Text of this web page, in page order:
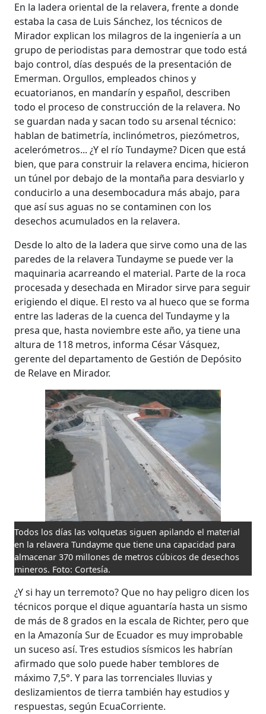
En la ladera oriental de la relavera, frente a donde
estaba la casa de Luis Sánchez, los técnicos de
Mirador explican los milagros de la ingeniería a un
grupo de periodistas para demostrar que todo está
bajo control, días después de la presentación de
Emerman. Orgullos, empleados chinos y
ecuatorianos, en mandarín y español, describen
todo el proceso de construcción de la relavera. No
se guardan nada y sacan todo su arsenal técnico:
hablan de batimetría, inclinómetros, piezómetros,
acelerómetros... ¿Y el río Tundayme? Dicen que está
bien, que para construir la relavera encima, hicieron
un túnel por debajo de la montaña para desviarlo y
conducirlo a una desembocadura más abajo, para
que así sus aguas no se contaminen con los
desechos acumulados en la relavera.
Desde lo alto de la ladera que sirve como una de las
paredes de la relavera Tundayme se puede ver la
maquinaria acarreando el material. Parte de la roca
procesada y desechada en Mirador sirve para seguir
erigiendo el dique. El resto va al hueco que se forma
entre las laderas de la cuenca del Tundayme y la
presa que, hasta noviembre este año, ya tiene una
altura de 118 metros, informa César Vásquez,
gerente del departamento de Gestión de Depósito
de Relave en Mirador.
Todos los días las volquetas siguen apilando el material
en la relavera Tundayme que tiene una capacidad para
almacenar 370 millones de metros cúbicos de desechos
mineros. Foto: Cortesía.
¿Y si hay un terremoto? Que no hay peligro dicen los
técnicos porque el dique aguantaría hasta un sismo
de más de 8 grados en la escala de Richter, pero que
en la Amazonía Sur de Ecuador es muy improbable
un suceso así. Tres estudios sísmicos les habrían
afirmado que solo puede haber temblores de
máximo 7,5°. Y para las torrenciales lluvias y
deslizamientos de tierra también hay estudios y
respuestas, según EcuaCorriente.